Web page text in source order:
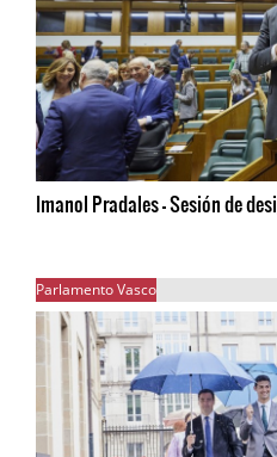
Imanol Pradales - Sesión de
Parlamento Vasco